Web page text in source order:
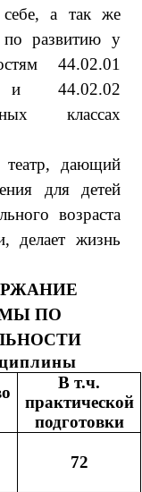
себе, а так же
по развитию у
44.02.01
44.02.02
классах
дающий
для детей
возраста
делает жизнь
ПО
В т.ч.
практической
подготовки
72